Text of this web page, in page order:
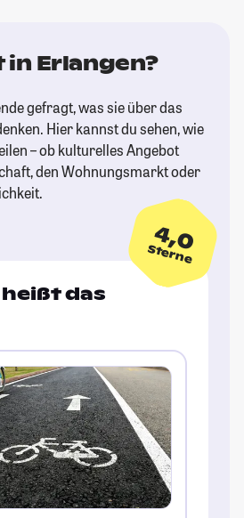
in Erlangen?
gefragt, was sie über das
Hier kannst du sehen, wie
– ob kulturelles Angebot
den Wohnungsmarkt oder
4,0
Sterne
das